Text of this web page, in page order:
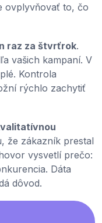
ovplyvňovať to, čo
raz za štvrťrok.
vašich kampaní. V
Kontrola
rýchlo zachytiť
že zákazník prestal
vysvetlí prečo:
Dáta
dôvod.